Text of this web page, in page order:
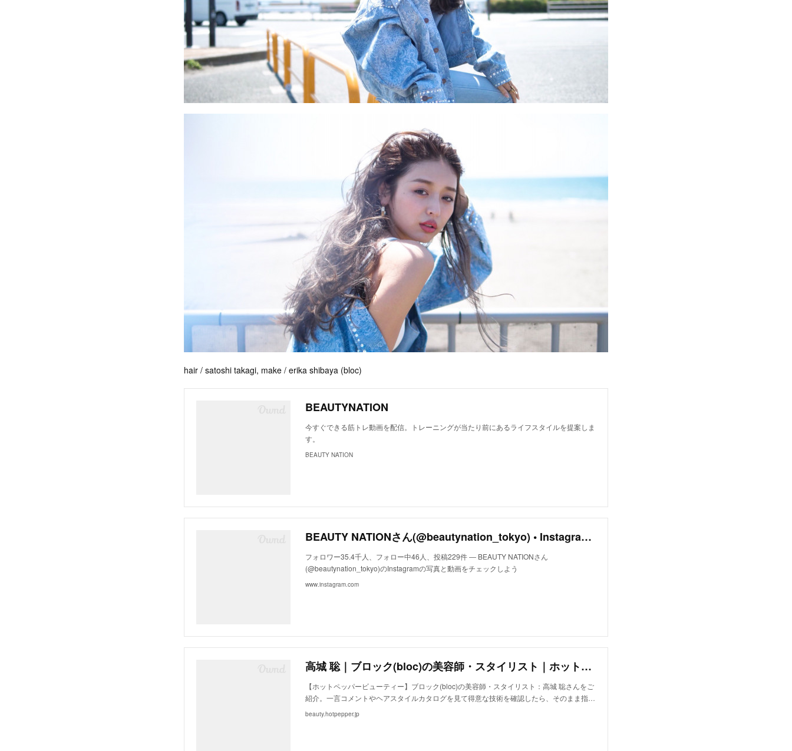
hair / satoshi takagi, make / erika shibaya (bloc)
BEAUTYNATION
今すぐできる筋トレ動画を配信。トレーニングが当たり前にあるライフスタイルを提案しま
す。
BEAUTY NATION
BEAUTY NATIONさん(@beautynation_tokyo) • Instagram写真と動画
フォロワー35.4千人、フォロー中46人、投稿229件 ― BEAUTY NATIONさん
(@beautynation_tokyo)のInstagramの写真と動画をチェックしよう
www.instagram.com
高城 聡｜ブロック(bloc)の美容師・スタイリスト｜ホットペッパービューティー
【ホットペッパービューティー】ブロック(bloc)の美容師・スタイリスト：高城 聡さんをご
紹介。一言コメントやヘアスタイルカタログを見て得意な技術を確認したら、そのまま指…
beauty.hotpepper.jp